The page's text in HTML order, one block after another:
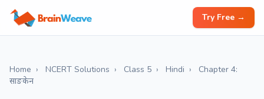
Try Free →
Home › NCERT Solutions › Class 5 › Hindi ›
Chapter 4:
साङकेन